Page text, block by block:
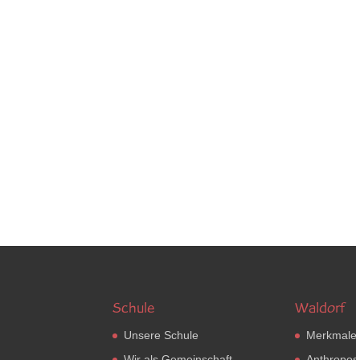
Schule
Unsere Schule
Waldorf
Merkmale